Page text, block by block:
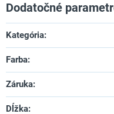
Dodatočné
Kategória:
Farba:
Záruka:
Dĺžka: